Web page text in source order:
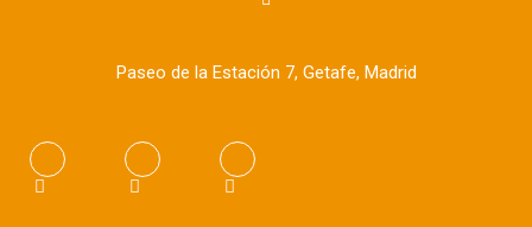
Paseo de la Estación 7, Getafe, Madrid